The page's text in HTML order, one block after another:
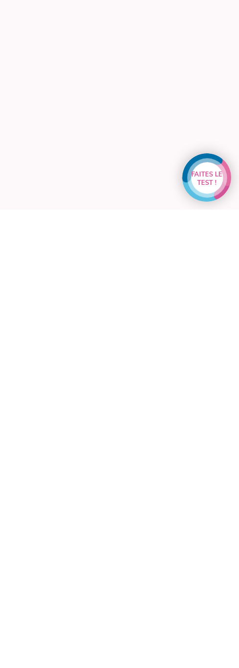
FAITES LE
TEST !